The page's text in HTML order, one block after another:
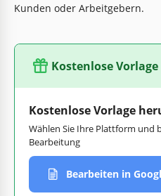
Kunden oder Arbeitgebern.
Kostenlose Vorlage
Kostenlose Vorlage
Wählen Sie Ihre Plattform und
Bearbeitung
Bearbeiten in